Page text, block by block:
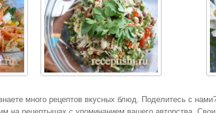
много рецептов вкусных блюд. Поделитесь с